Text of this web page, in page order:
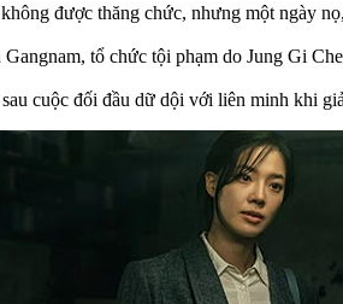
được thăng chức, nhưng một ngày
tổ chức tội phạm do Jung Gi
cuộc đối đầu dữ dội với liên minh khi